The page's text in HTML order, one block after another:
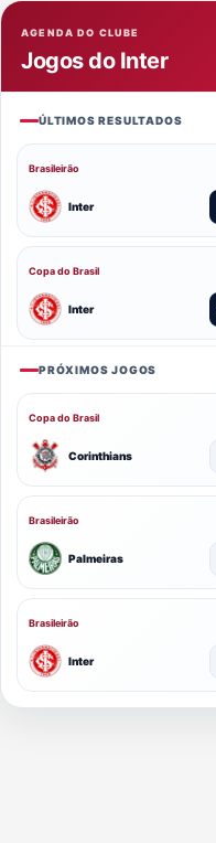
AGENDA DO CLUBE
Jogos do Inter
ÚLTIMOS RESULTADOS
Brasileirão
Inter
Copa do Brasil
Inter
PRÓXIMOS JOGOS
Copa do Brasil
Corinthians
Brasileirão
Palmeiras
Brasileirão
Inter